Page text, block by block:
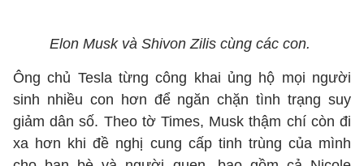
Elon Musk và Shivon Zilis cùng các con.
Ông chủ Tesla từng công khai ủng hộ mọi người
sinh nhiều con hơn để ngăn chặn tình trạng suy
giảm dân số. Theo tờ Times, Musk thậm chí còn đi
xa hơn khi đề nghị cung cấp tinh trùng của mình